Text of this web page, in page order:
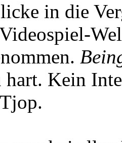
in die
hart. Kein